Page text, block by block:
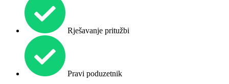
Rješavanje pritužbi
Pravi poduzetnik